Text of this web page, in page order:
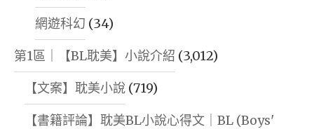
網遊科幻 (34)
第1區｜【BL耽美】小說介紹 (3,012)
【文案】耽美小說 (719)
【書籍評論】耽美BL小說心得文｜BL (Boys'